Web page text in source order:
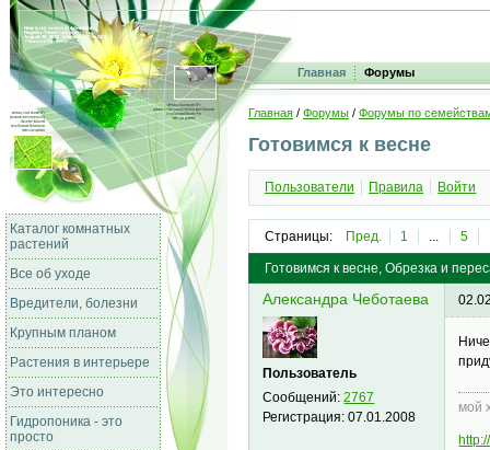
Главная Форумы
Каталог комнатных
растений
Все об уходе
Вредители, болезни
Крупным планом
Растения в интерьере
Это интересно
Гидропоника - это
просто
Главная / Форумы / Форумы по
Готовимся к весне
Пользователи Правила Войти
Страницы: Пред. 1 ... 5
Готовимся к весне, Обрезка и
Александра Чеботаева
Пользователь
Сообщений:2767
Регистрация:07.01.2008
мой